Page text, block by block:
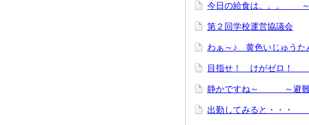
今日の給食は。。。 ～
第２回学校運営協議会
わぁ～♪ 黄色いじゅうた
目指せ！ けがゼロ！
静かですね～ ～避難
出勤してみると・・・